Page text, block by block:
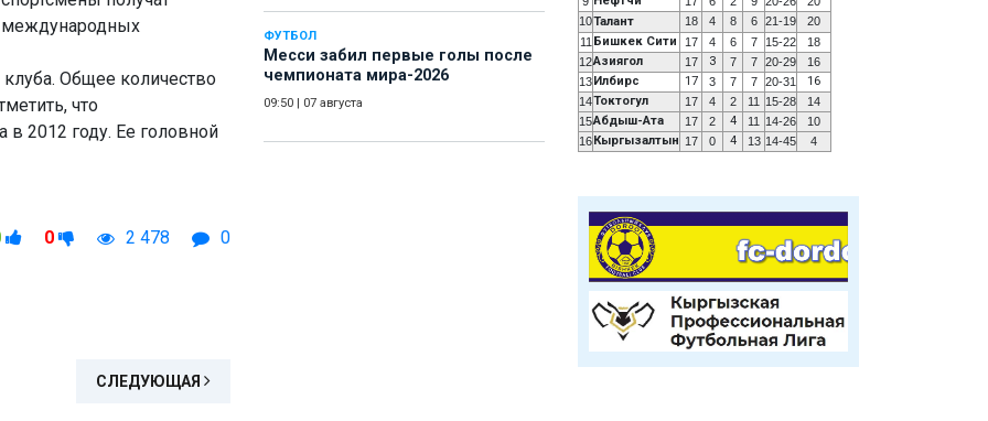
ФУТБОЛ
Месси забил первые голы после
чемпионата мира-2026
09:50 07 августа
международных
Общее количество
что
2012 году. Ее головной
0 2 478 0
СЛЕДУЮЩАЯ
10Талант 18 4 8 6 21-19
20
11 Бишкек Сити 17 4 6 7 15-22
18
12Азиягол 17 3 7 7 20-29
16
13 Илбирс 17 3 7 7 20-31 16
14Токтогул 17 4 2 11 15-28
14
15Абдыш-Ата 17 2 4 11 14-26
10
16 Кыргызалтын 17 0 4 13 14-45 4